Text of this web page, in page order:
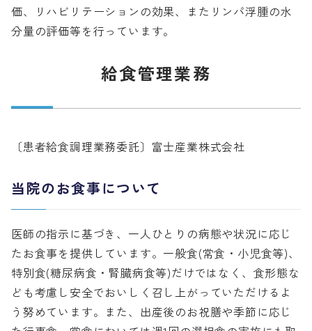
価、リハビリテーションの効果、またリンパ浮腫の水
分量の評価等を行っています。
給食管理業務
〔患者給食調理業務委託〕富士産業株式会社
当院のお食事について
医師の指示に基づき、一人ひとりの病態や状況に応じ
たお食事を提供しています。一般食(常食・小児食等)、
特別食(糖尿病食・腎臓病食等)だけではなく、食形態な
ども考慮し安全でおいしく召し上がっていただけるよ
う努めています。また、出産後のお祝膳や季節に応じ